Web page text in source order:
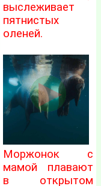
выслеживает
пятнистых
оленей.
Моржонок с
мамой плавают
в открытом